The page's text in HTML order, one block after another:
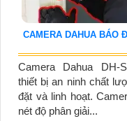
CAMERA DAHUA BÁO
Camera Dahua DH-
thiết bị an ninh chất
đặt và linh hoạt.
nét độ phân giải...